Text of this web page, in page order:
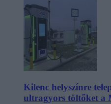
Kilenc helyszínre
ultragyors töltőket a